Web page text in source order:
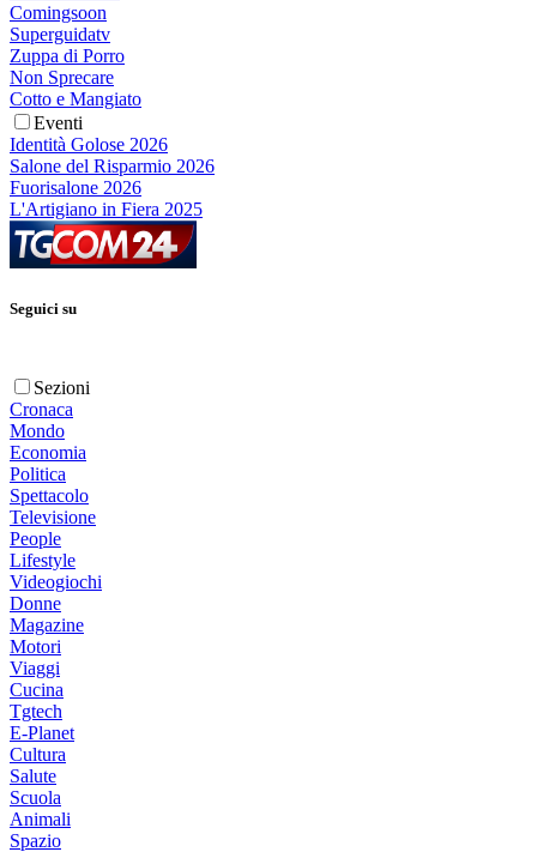
Comingsoon
Superguidatv
Zuppa di Porro
Non Sprecare
Cotto e Mangiato
Eventi
Identità Golose 2026
Salone del Risparmio 2026
Fuorisalone 2026
L'Artigiano in Fiera 2025
Seguici su
Sezioni
Cronaca
Mondo
Economia
Politica
Spettacolo
Televisione
People
Lifestyle
Videogiochi
Donne
Magazine
Motori
Viaggi
Cucina
Tgtech
E-Planet
Cultura
Salute
Scuola
Animali
Spazio